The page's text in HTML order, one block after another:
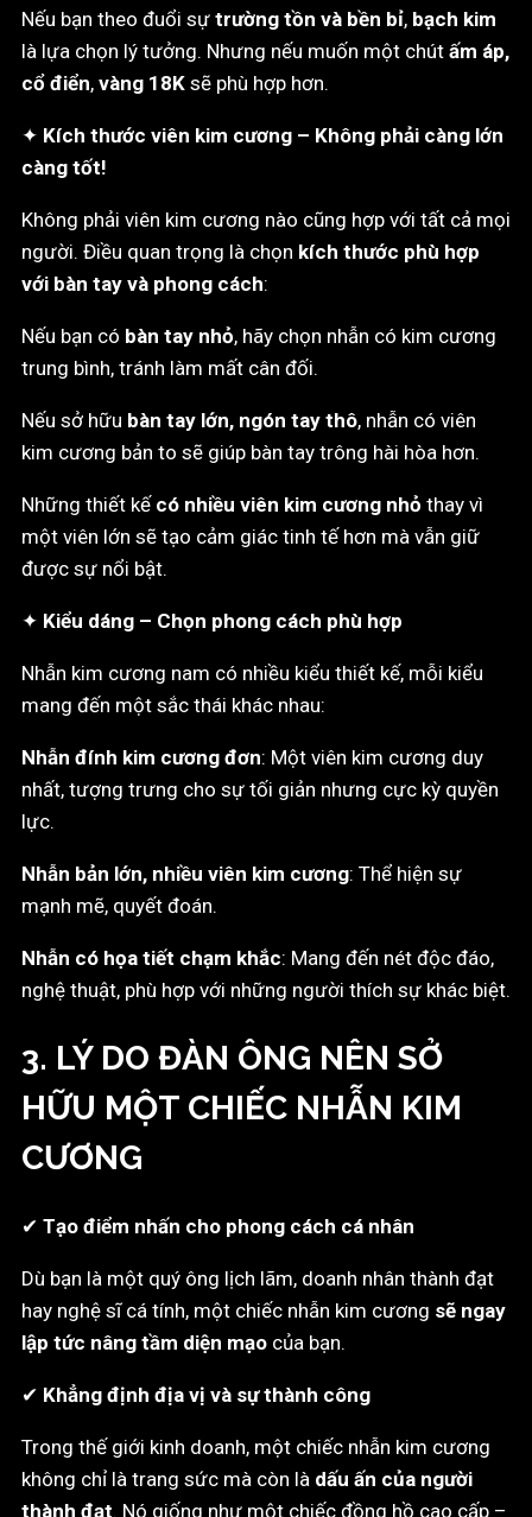
Nếu bạn theo đuổi sự trường tồn và bền bỉ, bạch kim
là lựa chọn lý tưởng. Nhưng nếu muốn một chút ấm áp,
cổ điển, vàng 18K sẽ phù hợp hơn.
✦ Kích thước viên kim cương – Không phải càng lớn
càng tốt!
Không phải viên kim cương nào cũng hợp với tất cả mọi
người. Điều quan trọng là chọn kích thước phù hợp
với bàn tay và phong cách:
Nếu bạn có bàn tay nhỏ, hãy chọn nhẫn có kim cương
trung bình, tránh làm mất cân đối.
Nếu sở hữu bàn tay lớn, ngón tay thô, nhẫn có viên
kim cương bản to sẽ giúp bàn tay trông hài hòa hơn.
Những thiết kế có nhiều viên kim cương nhỏ thay vì
một viên lớn sẽ tạo cảm giác tinh tế hơn mà vẫn giữ
được sự nổi bật.
✦ Kiểu dáng – Chọn phong cách phù hợp
Nhẫn kim cương nam có nhiều kiểu thiết kế, mỗi kiểu
mang đến một sắc thái khác nhau:
Nhẫn đính kim cương đơn: Một viên kim cương duy
nhất, tượng trưng cho sự tối giản nhưng cực kỳ quyền
lực.
Nhẫn bản lớn, nhiều viên kim cương: Thể hiện sự
mạnh mẽ, quyết đoán.
Nhẫn có họa tiết chạm khắc: Mang đến nét độc đáo,
nghệ thuật, phù hợp với những người thích sự khác biệt.
3. LÝ DO ĐÀN ÔNG NÊN SỞ
HỮU MỘT CHIẾC NHẪN KIM
CƯƠNG
✔ Tạo điểm nhấn cho phong cách cá nhân
Dù bạn là một quý ông lịch lãm, doanh nhân thành đạt
hay nghệ sĩ cá tính, một chiếc nhẫn kim cương sẽ ngay
lập tức nâng tầm diện mạo của bạn.
✔ Khẳng định địa vị và sự thành công
Trong thế giới kinh doanh, một chiếc nhẫn kim cương
không chỉ là trang sức mà còn là dấu ấn của người
thành đạt. Nó giống như một chiếc đồng hồ cao cấp –